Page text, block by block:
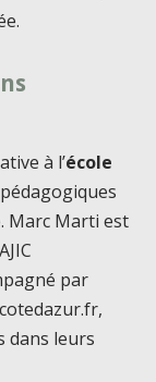
à l’école
Marc Marti est
par
dans leurs